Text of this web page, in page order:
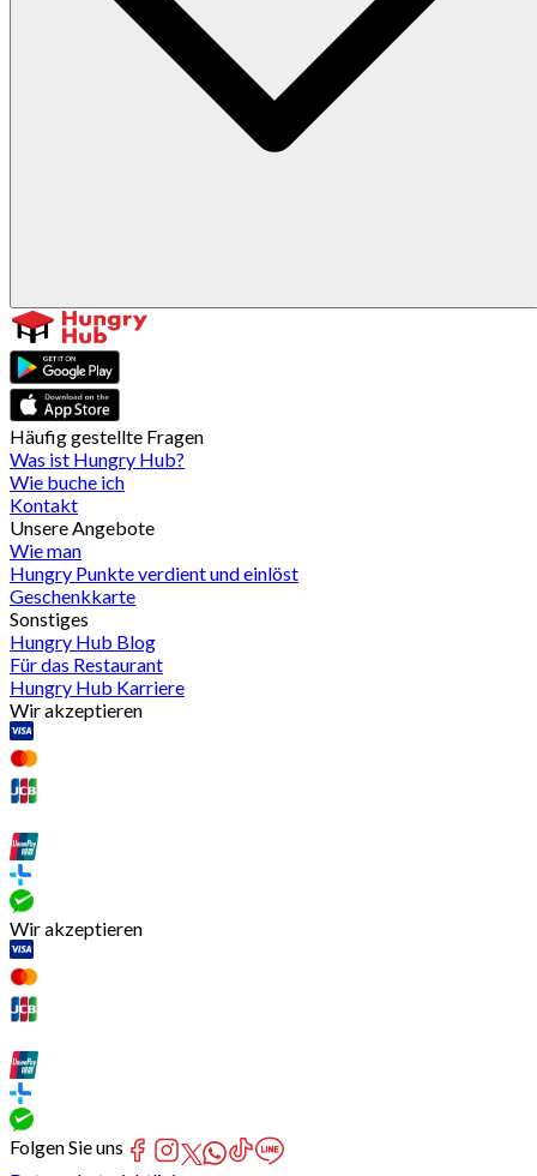
Häufig gestellte Fragen
Was ist Hungry Hub?
Wie buche ich
Kontakt
Unsere Angebote
Wie man
Hungry Punkte verdient und einlöst
Geschenkkarte
Sonstiges
Hungry Hub Blog
Für das Restaurant
Hungry Hub Karriere
Wir akzeptieren
Wir akzeptieren
Folgen Sie uns